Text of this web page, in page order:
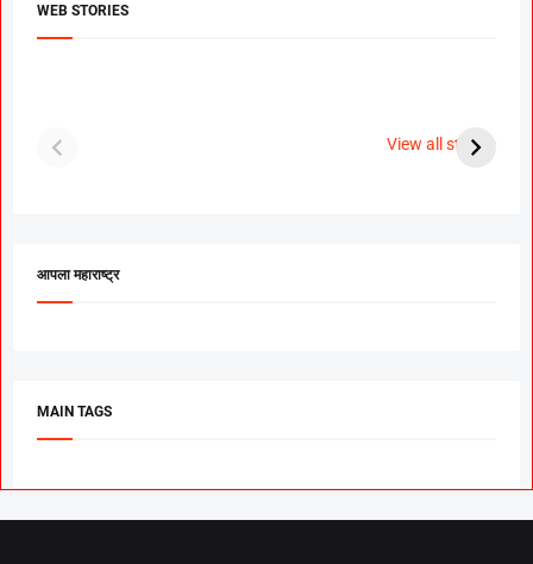
WEB STORIES
View all stories
पूजा सावंत ने गुपचूप
आपला महाराष्ट्र
MAIN TAGS